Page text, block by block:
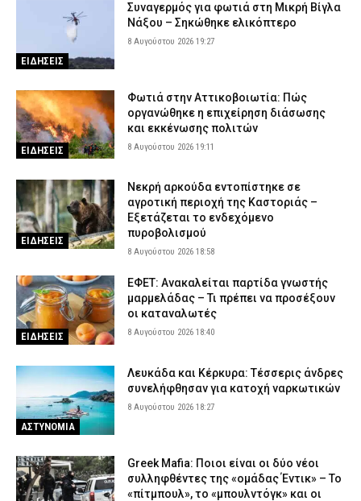
ΕΙΔΗΣΕΙΣ
Συναγερμός για φωτιά στη Μικρή Βίγλα
Νάξου – Σηκώθηκε ελικόπτερο
8 Αυγούστου 2026 19:27
ΕΙΔΗΣΕΙΣ
Φωτιά στην Αττικοβοιωτία: Πώς
οργανώθηκε η επιχείρηση διάσωσης
και εκκένωσης πολιτών
8 Αυγούστου 2026 19:11
ΕΙΔΗΣΕΙΣ
Νεκρή αρκούδα εντοπίστηκε σε
αγροτική περιοχή της Καστοριάς –
Εξετάζεται το ενδεχόμενο
πυροβολισμού
8 Αυγούστου 2026 18:58
ΕΙΔΗΣΕΙΣ
ΕΦΕΤ: Ανακαλείται παρτίδα γνωστής
μαρμελάδας – Τι πρέπει να προσέξουν
οι καταναλωτές
8 Αυγούστου 2026 18:40
ΑΣΤΥΝΟΜΙΑ
Λευκάδα και Κέρκυρα: Τέσσερις άνδρες
συνελήφθησαν για κατοχή ναρκωτικών
8 Αυγούστου 2026 18:27
Greek Mafia: Ποιοι είναι οι δύο νέοι
συλληφθέντες της «ομάδας Έντικ» – Το
«πίτμπουλ», το «μπουλντόγκ» και οι